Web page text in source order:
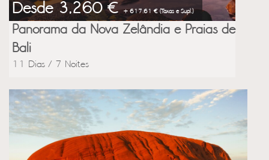
Desde 3,260 €+ 617.61 € (Taxas e Supl.)
Panorama da Nova Zelândia e Praias de
Bali
11 Dias / 7 Noites